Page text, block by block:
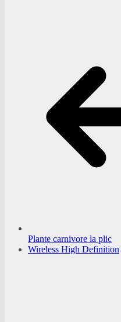
Plante carnivore la plic
Wireless High Definition